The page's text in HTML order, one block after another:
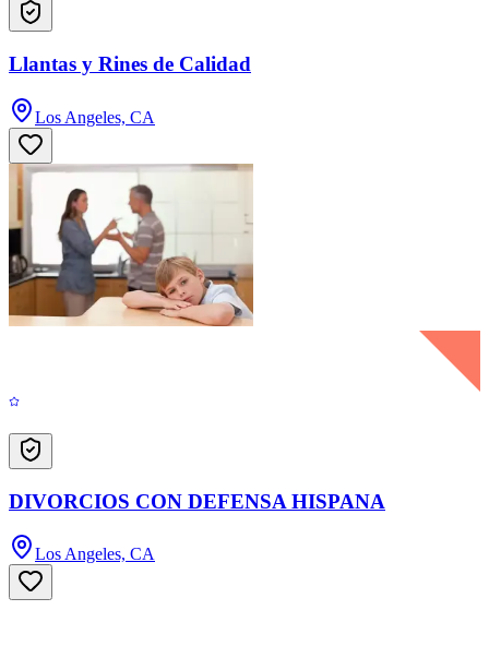
Llantas y Rines de Calidad
Los Angeles, CA
DIVORCIOS CON DEFENSA HISPANA
Los Angeles, CA